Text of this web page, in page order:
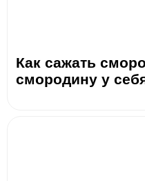
Как сажать
смородину у